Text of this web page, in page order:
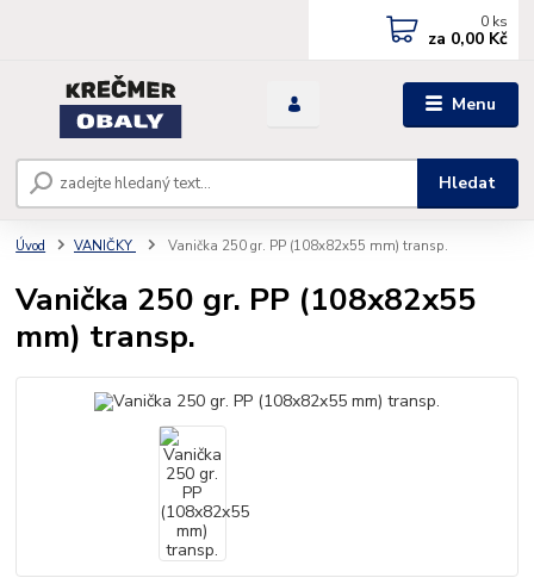
Menu
Hledat
0 ks
za 0,00 Kč
Úvod VANIČKY Vanička 250 gr. PP (108x82x55 mm) transp.
Vanička 250 gr. PP (108x82x55
mm) transp.